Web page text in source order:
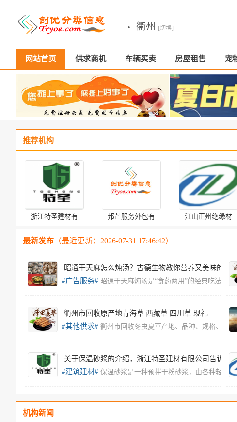
· 衢州 [切换]
网站首页 供求商机 车辆买卖 房屋租售 宠
推荐机构
浙江特圣建材有
邦芒服务外包有
江山正州绝缘材
最新发布 （最近更新：2026-07-31 17:46:42）
昭通干天麻怎么炖汤？古德生物教你营养又美味的
#广告服务# 昭通干天麻炖汤是“食药两用”的经典吃法——
衢州市回收原产地青海草 西藏草 四川草 现礼
#其他供求# 衢州市回收冬虫夏草产地、品种、规格、干
关于保温砂浆的介绍，浙江特圣建材有限公司告诉
#建筑建材# 保温砂浆是一种预拌干粉砂浆，由各种轻质
机构新闻